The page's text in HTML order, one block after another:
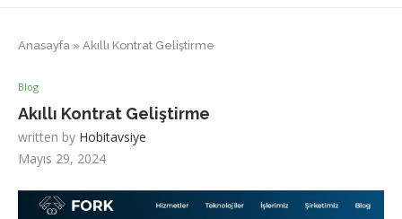
Anasayfa » Akıllı Kontrat Geliştirme
Blog
Akıllı Kontrat Geliştirme
written by Hobitavsiye
Mayıs 29, 2024